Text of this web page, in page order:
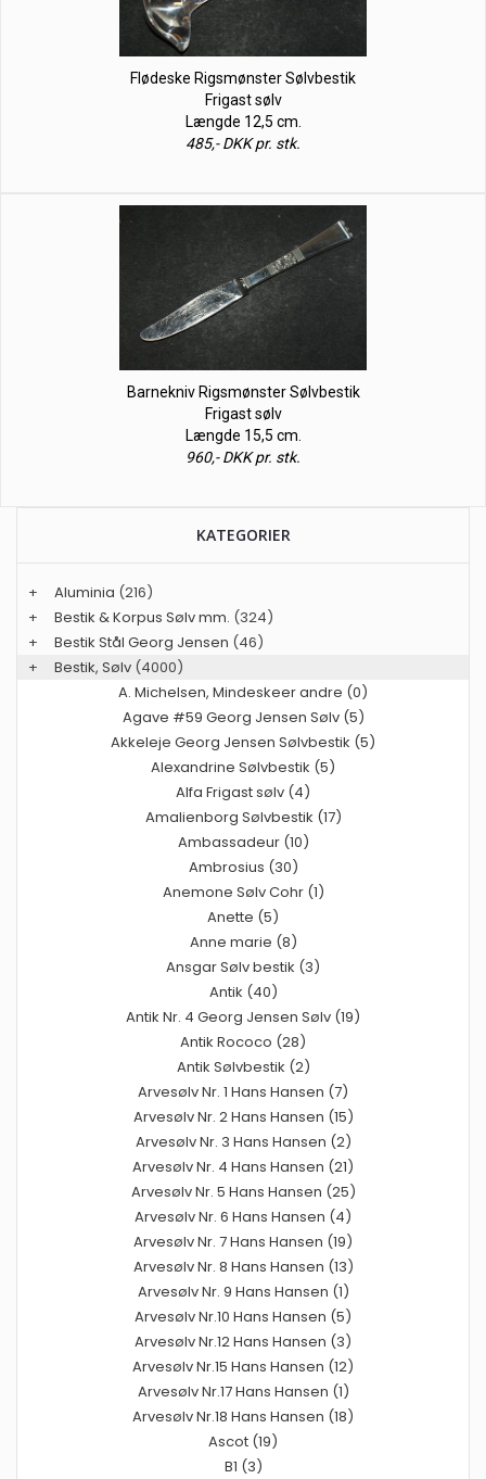
Flødeske Rigsmønster Sølvbestik
Frigast sølv
Længde 12,5 cm.
485,- DKK pr. stk.
Barnekniv Rigsmønster Sølvbestik
Frigast sølv
Længde 15,5 cm.
960,- DKK pr. stk.
KATEGORIER
+ Aluminia (216)
+
Bestik & Korpus Sølv mm. (324)
+
Bestik Stål Georg Jensen (46)
+
Bestik, Sølv (4000)
A. Michelsen, Mindeskeer andre (0)
Agave #59 Georg Jensen Sølv (5)
Akkeleje Georg Jensen Sølvbestik (5)
Alexandrine Sølvbestik (5)
Alfa Frigast sølv (4)
Amalienborg Sølvbestik (17)
Ambassadeur (10)
Ambrosius (30)
Anemone Sølv Cohr (1)
Anette (5)
Anne marie (8)
Ansgar Sølv bestik (3)
Antik (40)
Antik Nr. 4 Georg Jensen Sølv (19)
Antik Rococo (28)
Antik Sølvbestik (2)
Arvesølv Nr. 1 Hans Hansen (7)
Arvesølv Nr. 2 Hans Hansen (15)
Arvesølv Nr. 3 Hans Hansen (2)
Arvesølv Nr. 4 Hans Hansen (21)
Arvesølv Nr. 5 Hans Hansen (25)
Arvesølv Nr. 6 Hans Hansen (4)
Arvesølv Nr. 7 Hans Hansen (19)
Arvesølv Nr. 8 Hans Hansen (13)
Arvesølv Nr. 9 Hans Hansen (1)
Arvesølv Nr.10 Hans Hansen (5)
Arvesølv Nr.12 Hans Hansen (3)
Arvesølv Nr.15 Hans Hansen (12)
Arvesølv Nr.17 Hans Hansen (1)
Arvesølv Nr.18 Hans Hansen (18)
Ascot (19)
B1 (3)